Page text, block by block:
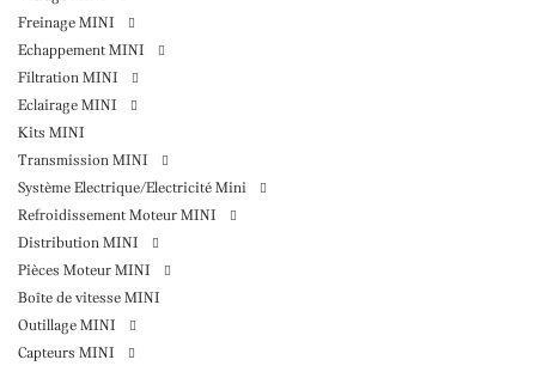
Freinage MINI
Echappement MINI
Filtration MINI
Eclairage MINI
Kits MINI
Transmission MINI
Système Electrique/Electricité Mini
Refroidissement Moteur MINI
Distribution MINI
Pièces Moteur MINI
Boîte de vitesse MINI
Outillage MINI
Capteurs MINI